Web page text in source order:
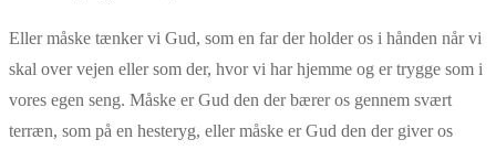
Eller måske tænker vi Gud, som en far der holder os i hånden når vi
skal over vejen eller som der, hvor vi har hjemme og er trygge som i
vores egen seng. Måske er Gud den der bærer os gennem svært
terræn, som på en hesteryg, eller måske er Gud den der giver os